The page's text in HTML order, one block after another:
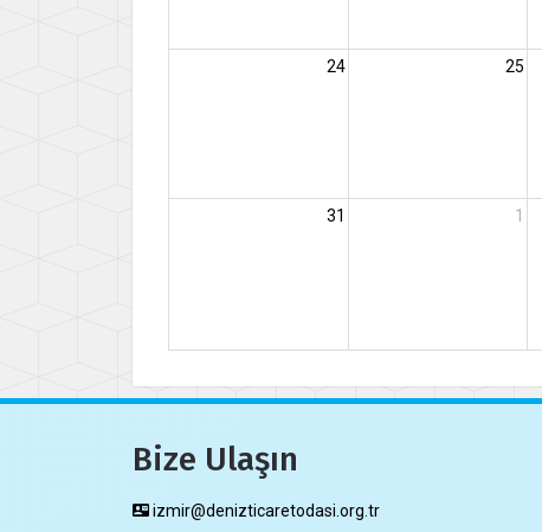
24 25
31 1
Bize Ulaşın
izmir@denizticaretodasi.org.tr